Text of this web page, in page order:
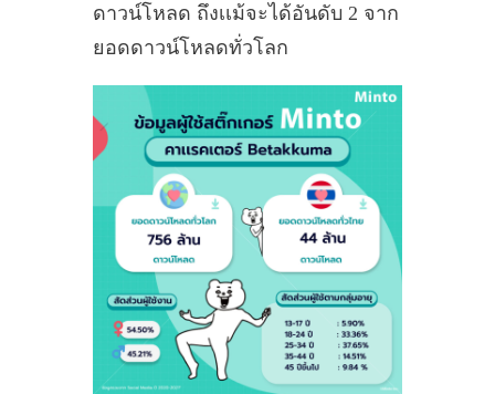
ดาวน์โหลด ถึงเเม้จะได้อันดับ 2 จาก
ยอดดาวน์โหลดทั่วโลก